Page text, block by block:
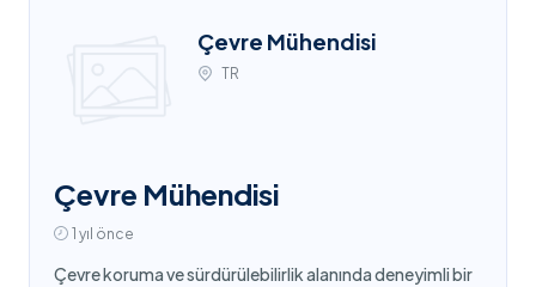
Çevre Mühendisi
TR
Çevre Mühendisi
1 yıl önce
Çevre koruma ve sürdürülebilirlik alanında deneyimli bir